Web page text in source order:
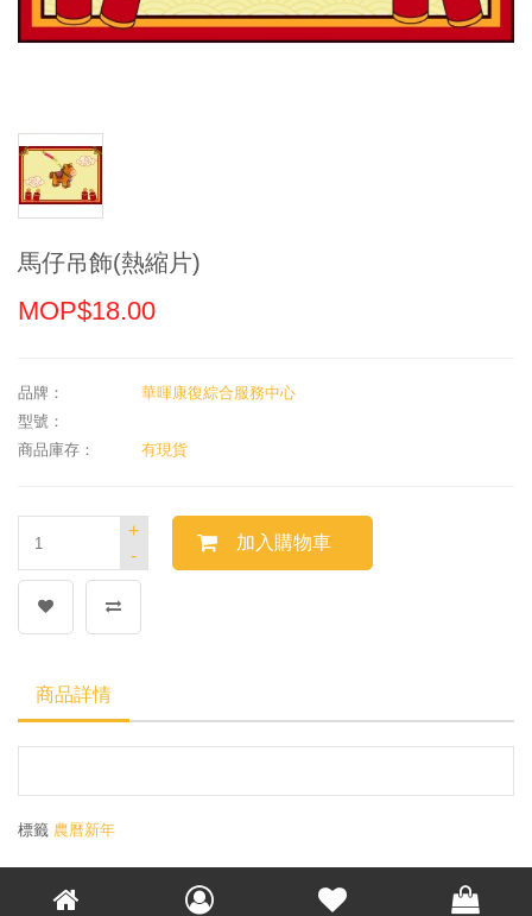
馬仔吊飾(熱縮片)
MOP$18.00
品牌：
華暉康復綜合服務中心
型號：
商品庫存：
有現貨
-
+
加入購物車
商品詳情
標籤 農曆新年